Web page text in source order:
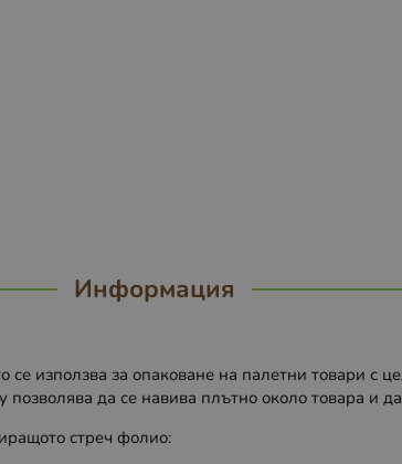
Информация
използва за опаковане на палетни товари с
позволява да се навива плътно около товара и
стреч фолио: